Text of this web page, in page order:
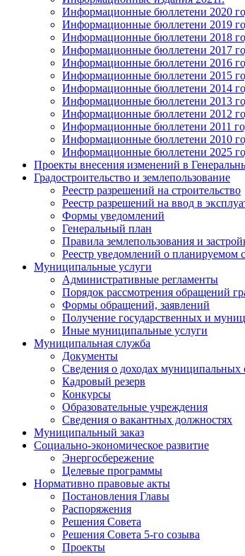
Информационные бюллетени 2020
Информационные бюллетени 2019
Информационные бюллетени 2018
Информационные бюллетени 2017
Информационные бюллетени 2016
Информационные бюллетени 2015
Информационные бюллетени 2014
Информационные бюллетени 2013
Информационные бюллетени 2012
Информационные бюллетени 2011
Информационные бюллетени 2010
Информационные бюллетени 2025
Проекты внесения изменений в
Градостроительство и землепользование
Реестр разрешений на строительство
Реестр разрешений на ввод в
Формы уведомлений
Генеральный план
Правила землепользования и
Реестр уведомлений о планируемом
Муниципальные услуги
Административные регламенты
Порядок рассмотрения обращений
Формы обращений, заявлений
Получение государственных и
Иные муниципальные услуги
Муниципальная служба
Документы
Сведения о доходах
Кадровый резерв
Конкурсы
Образовательные учреждения
Сведения о вакантных должностях
Муниципальный заказ
Социально-экономическое развитие
Энергосбережение
Целевые программы
Нормативно правовые акты
Постановления Главы
Распоряжения
Решения Совета
Решения Совета 5-го созыва
Проекты